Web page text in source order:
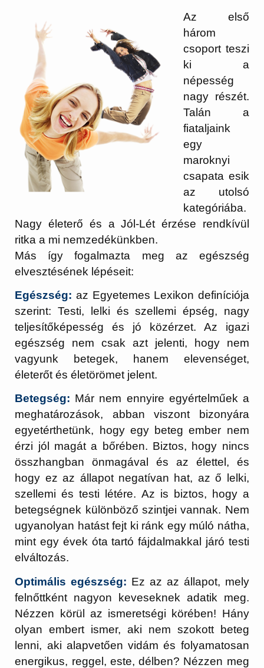
Az első
három
csoport teszi
ki a
népesség
nagy részét.
Talán a
fiataljaink
egy
maroknyi
csapata esik
az utolsó
kategóriába.
Nagy életerő és a Jól-Lét érzése rendkívül
ritka a mi nemzedékünkben.
Más így fogalmazta meg az egészség
elvesztésének lépéseit:
Egészség: az Egyetemes Lexikon definíciója
szerint: Testi, lelki és szellemi épség, nagy
teljesítőképesség és jó közérzet. Az igazi
egészség nem csak azt jelenti, hogy nem
vagyunk betegek, hanem elevenséget,
életerőt és életörömet jelent.
Betegség: Már nem ennyire egyértelműek a
meghatározások, abban viszont bizonyára
egyetérthetünk, hogy egy beteg ember nem
érzi jól magát a bőrében. Biztos, hogy nincs
összhangban önmagával és az élettel, és
hogy ez az állapot negatívan hat, az ő lelki,
szellemi és testi létére. Az is biztos, hogy a
betegségnek különböző szintjei vannak. Nem
ugyanolyan hatást fejt ki ránk egy múló nátha,
mint egy évek óta tartó fájdalmakkal járó testi
elváltozás.
Optimális egészség: Ez az az állapot, mely
felnőttként nagyon keveseknek adatik meg.
Nézzen körül az ismeretségi körében! Hány
olyan embert ismer, aki nem szokott beteg
lenni, aki alapvetően vidám és folyamatosan
energikus, reggel, este, délben? Nézzen meg